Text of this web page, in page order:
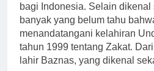
bagi Indonesia. Selain dikenal
banyak yang belum tahu
menandatangani kelahiran
tahun 1999 tentang Zakat.
lahir Baznas, yang dikenal